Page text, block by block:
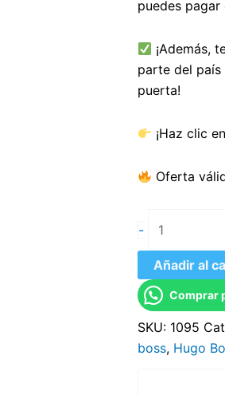
puedes
¡Además,
parte del país
puerta!
¡Haz clic
Oferta
-
Añadir al
Comprar
SKU: 1095
boss, Hugo